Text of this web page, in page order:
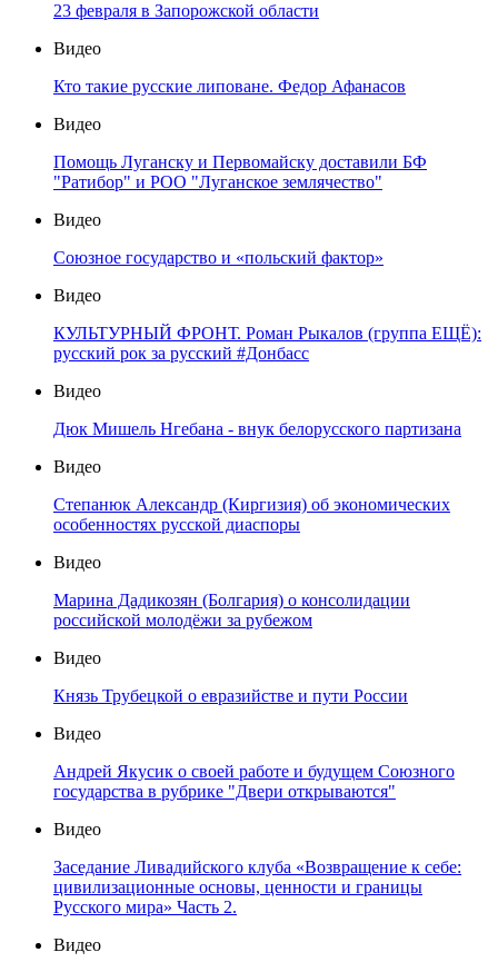
23 февраля в Запорожской области
Видео
Кто такие русские липоване. Федор Афанасов
Видео
Помощь Луганску и Первомайску доставили БФ
"Ратибор" и РОО "Луганское землячество"
Видео
Союзное государство и «польский фактор»
Видео
КУЛЬТУРНЫЙ ФРОНТ. Роман Рыкалов (группа ЕЩЁ):
русский рок за русский #Донбасс
Видео
Дюк Мишель Нгебана - внук белорусского партизана
Видео
Степанюк Александр (Киргизия) об экономических
особенностях русской диаспоры
Видео
Марина Дадикозян (Болгария) о консолидации
российской молодёжи за рубежом
Видео
Князь Трубецкой о евразийстве и пути России
Видео
Андрей Якусик о своей работе и будущем Союзного
государства в рубрике "Двери открываются"
Видео
Заседание Ливадийского клуба «Возвращение к себе:
цивилизационные основы, ценности и границы
Русского мира» Часть 2.
Видео